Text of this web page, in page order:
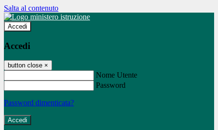
Salta al contenuto
Accedi
Accedi
button close ×
Nome Utente
Password
Password dimenticata?